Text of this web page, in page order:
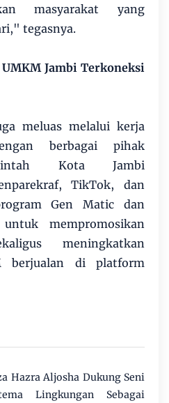
masyarakat yang
tegasnya.
Jambi Terkoneksi
meluas melalui kerja
berbagai pihak
Kota Jambi
TikTok, dan
Gen Matic dan
mempromosikan
meningkatkan
berjualan di platform
Hazra Aljosha Dukung Seni
Lingkungan Sebagai